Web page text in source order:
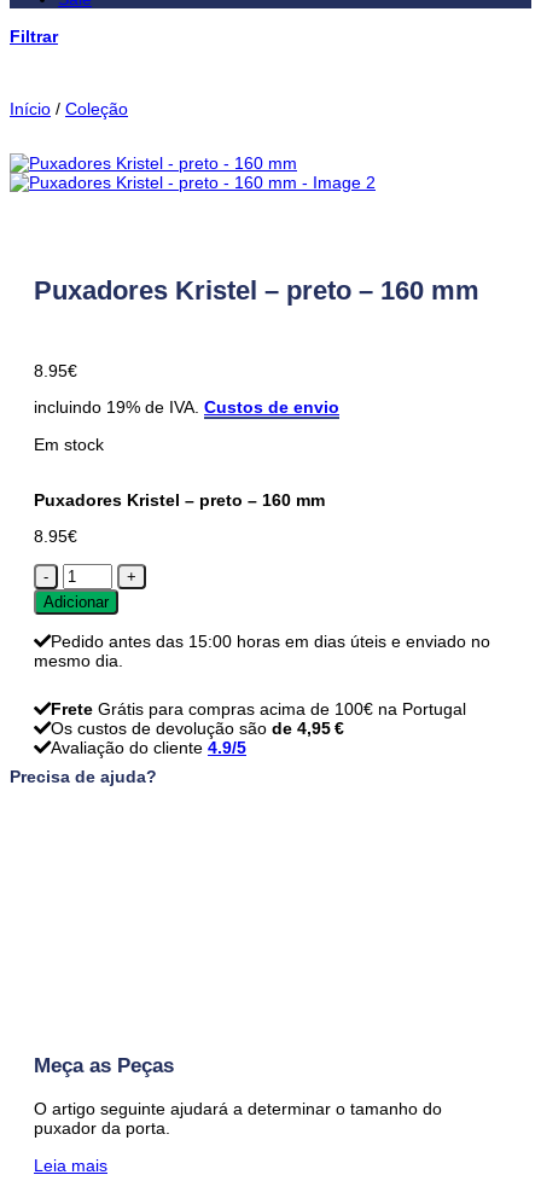
Filtrar
Início / Coleção
Puxadores Kristel – preto – 160 mm
8.95€
incluindo 19% de IVA. Custos de envio
Em stock
Puxadores Kristel – preto – 160 mm
8.95€
Quantidade
de
Puxadores
-
preto
160
mm
Adicionar
Pedido antes das 15:00 horas em dias úteis e enviado no
mesmo dia.
Frete Grátis para compras acima de 100€ na Portugal
Os custos de devolução são de 4,95 €
Avaliação do cliente 4.9/5
Precisa de ajuda?
Meça as Peças
O artigo seguinte ajudará a determinar o tamanho do
puxador da porta.
Leia mais